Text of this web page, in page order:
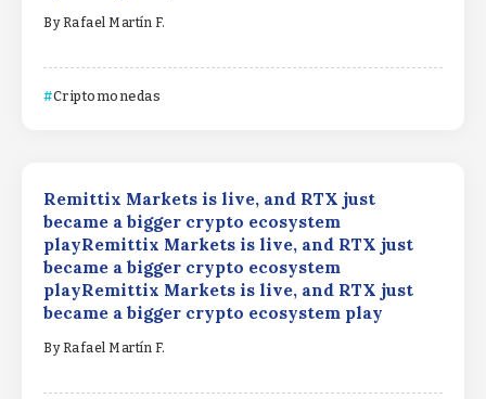
By Rafael Martín F.
Criptomonedas
Remittix Markets is live, and RTX just
became a bigger crypto ecosystem
playRemittix Markets is live, and RTX just
became a bigger crypto ecosystem
playRemittix Markets is live, and RTX just
became a bigger crypto ecosystem play
By Rafael Martín F.